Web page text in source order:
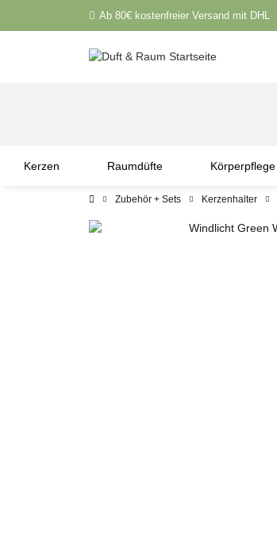
Ab 80€ kostenfreier Versand mit DHL
Kerzen Raumdüfte Körperpflege
Zubehör + Sets Kerzenhalter